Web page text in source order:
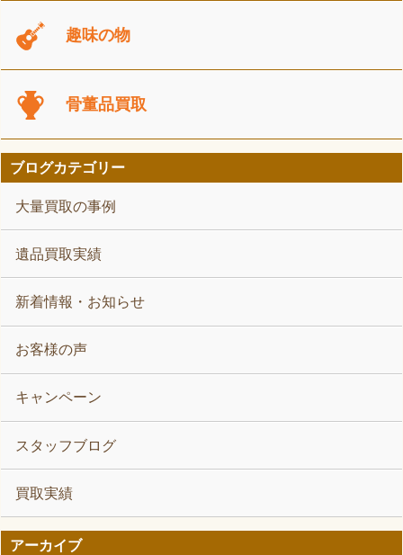
趣味の物
骨董品買取
ブログカテゴリー
大量買取の事例
遺品買取実績
新着情報・お知らせ
お客様の声
キャンペーン
スタッフブログ
買取実績
アーカイブ